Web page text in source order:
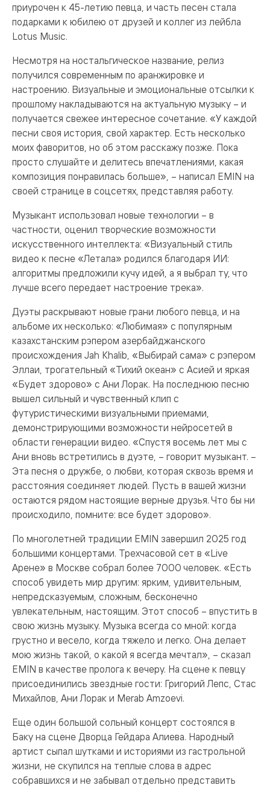
приурочен к 45-летию певца, и часть песен стала
подарками к юбилею от друзей и коллег из лейбла
Lotus Music.
Несмотря на ностальгическое название, релиз
получился современным по аранжировке и
настроению. Визуальные и эмоциональные отсылки к
прошлому накладываются на актуальную музыку – и
получается свежее интересное сочетание. «У каждой
песни своя история, свой характер. Есть несколько
моих фаворитов, но об этом расскажу позже. Пока
просто слушайте и делитесь впечатлениями, какая
композиция понравилась больше», – написал EMIN на
своей странице в соцсетях, представляя работу.
Музыкант использовал новые технологии – в
частности, оценил творческие возможности
искусственного интеллекта: «Визуальный стиль
видео к песне «Летала» родился благодаря ИИ:
алгоритмы предложили кучу идей, а я выбрал ту, что
лучше всего передает настроение трека».
Дуэты раскрывают новые грани любого певца, и на
альбоме их несколько: «Любимая» с популярным
казахстанским рэпером азербайджанского
происхождения Jah Khalib, «Выбирай сама» с рэпером
Эллаи, трогательный «Тихий океан» с Асией и яркая
«Будет здорово» с Ани Лорак. На последнюю песню
вышел сильный и чувственный клип с
футуристическими визуальными приемами,
демонстрирующими возможности нейросетей в
области генерации видео. «Спустя восемь лет мы с
Ани вновь встретились в дуэте, – говорит музыкант. –
Эта песня о дружбе, о любви, которая сквозь время и
расстояния соединяет людей. Пусть в вашей жизни
остаются рядом настоящие верные друзья. Что бы ни
происходило, помните: все будет здорово».
По многолетней традиции EMIN завершил 2025 год
большими концертами. Трехчасовой сет в «Live
Арене» в Москве собрал более 7000 человек. «Есть
способ увидеть мир другим: ярким, удивительным,
непредсказуемым, сложным, бесконечно
увлекательным, настоящим. Этот способ – впустить в
свою жизнь музыку. Музыка всегда со мной: когда
грустно и весело, когда тяжело и легко. Она делает
мою жизнь такой, о какой я всегда мечтал», – сказал
EMIN в качестве пролога к вечеру. На сцене к певцу
присоединились звездные гости: Григорий Лепс, Стас
Михайлов, Ани Лорак и Merab Amzoevi.
Еще один большой сольный концерт состоялся в
Баку на сцене Дворца Гейдара Алиева. Народный
артист сыпал шутками и историями из гастрольной
жизни, не скупился на теплые слова в адрес
собравшихся и не забывал отдельно представить